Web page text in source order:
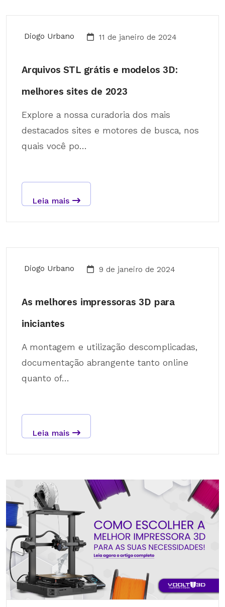
Diogo Urbano 11 de janeiro de 2024
Arquivos STL grátis e modelos 3D:
melhores sites de 2023
Explore a nossa curadoria dos mais
destacados sites e motores de busca, nos
quais você po...
Leia mais
Diogo Urbano 9 de janeiro de 2024
As melhores impressoras 3D para
iniciantes
A montagem e utilização descomplicadas,
documentação abrangente tanto online
quanto of...
Leia mais